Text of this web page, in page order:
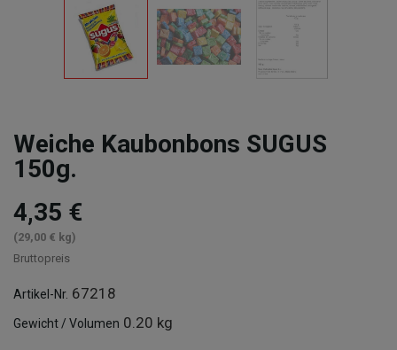
Weiche Kaubonbons SUGUS
150g.
4,35 €
(29,00 € kg)
Bruttopreis
Artikel-Nr. 67218
Gewicht / Volumen 0.20 kg